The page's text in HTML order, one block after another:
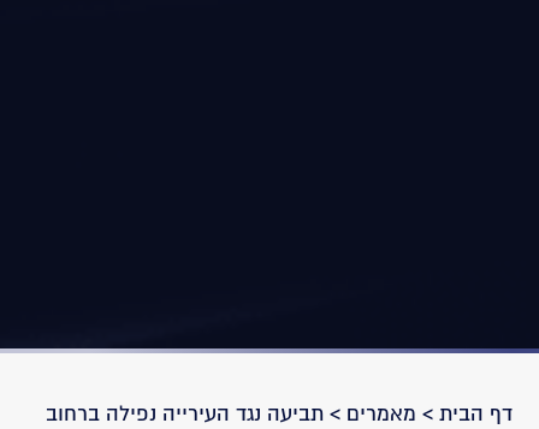
דף הבית > מאמרים >תביעה נגד העירייה נפילה ברחוב